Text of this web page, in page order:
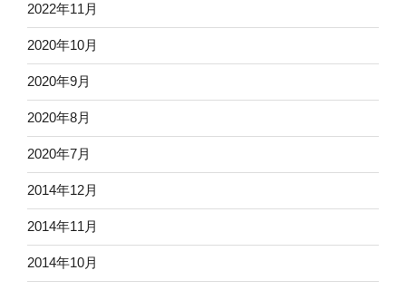
2022年11月
2020年10月
2020年9月
2020年8月
2020年7月
2014年12月
2014年11月
2014年10月